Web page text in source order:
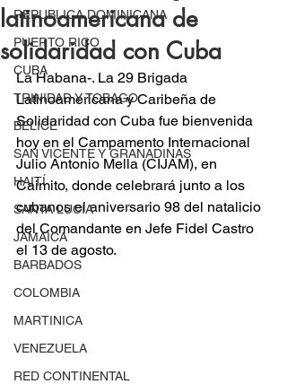
REPUBLICA DOMINICANA
PUERTO RICO
CUBA
TRINIDAD Y TOBAGO
BELICE
SAN VICENTE Y GRANADINAS
HAITÍ
SANTA LUCÍA
JAMAICA
BARBADOS
COLOMBIA
MARTINICA
VENEZUELA
RED CONTINENTAL
latinoamericana de
solidaridad con Cuba
La Habana-. La 29 Brigada
Latinoamericana y Caribeña de
Solidaridad con Cuba fue bienvenida
hoy en el Campamento Internacional
Julio Antonio Mella (CIJAM), en
Caimito, donde celebrará junto a los
cubanos el aniversario 98 del natalicio
del Comandante en Jefe Fidel Castro
el 13 de agosto.